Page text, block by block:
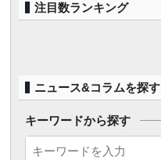
注目数ランキング
ニュース&コラムを探す
キーワードから探す